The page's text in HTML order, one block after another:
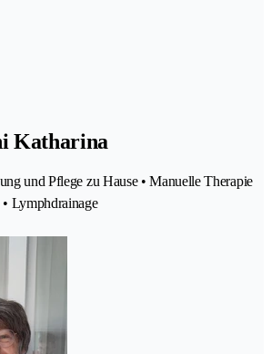
Katharina
und Pflege zu Hause • Manuelle Therapie
Lymphdrainage